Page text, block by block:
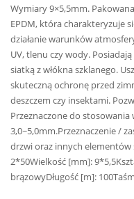
Wymiary 9×5,5mm.
EPDM, która charakteryzuje
działanie warunków
UV, tlenu czy wody.
siatką z włókna szklanego.
skuteczną ochronę przed
deszczem czy insektami.
Przeznaczone do stosowania
3,0~5,0mm.Przeznaczenie /
drzwi oraz innych
2*50Wielkość [mm]:
brązowyDługość [m]: